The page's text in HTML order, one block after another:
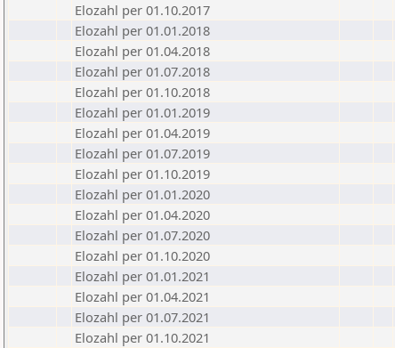
Elozahl per 01.10.2017
Elozahl per 01.01.2018
Elozahl per 01.04.2018
Elozahl per 01.07.2018
Elozahl per 01.10.2018
Elozahl per 01.01.2019
Elozahl per 01.04.2019
Elozahl per 01.07.2019
Elozahl per 01.10.2019
Elozahl per 01.01.2020
Elozahl per 01.04.2020
Elozahl per 01.07.2020
Elozahl per 01.10.2020
Elozahl per 01.01.2021
Elozahl per 01.04.2021
Elozahl per 01.07.2021
Elozahl per 01.10.2021